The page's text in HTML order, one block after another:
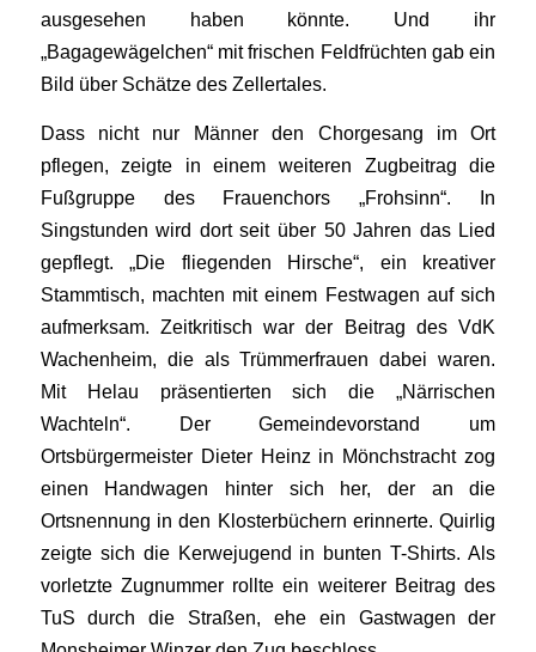
ausgesehen haben könnte. Und ihr
„Bagagewägelchen“ mit frischen Feldfrüchten gab ein
Bild über Schätze des Zellertales.
Dass nicht nur Männer den Chorgesang im Ort
pflegen, zeigte in einem weiteren Zugbeitrag die
Fußgruppe des Frauenchors „Frohsinn“. In
Singstunden wird dort seit über 50 Jahren das Lied
gepflegt. „Die fliegenden Hirsche“, ein kreativer
Stammtisch, machten mit einem Festwagen auf sich
aufmerksam. Zeitkritisch war der Beitrag des VdK
Wachenheim, die als Trümmerfrauen dabei waren.
Mit Helau präsentierten sich die „Närrischen
Wachteln“. Der Gemeindevorstand um
Ortsbürgermeister Dieter Heinz in Mönchstracht zog
einen Handwagen hinter sich her, der an die
Ortsnennung in den Klosterbüchern erinnerte. Quirlig
zeigte sich die Kerwejugend in bunten T-Shirts. Als
vorletzte Zugnummer rollte ein weiterer Beitrag des
TuS durch die Straßen, ehe ein Gastwagen der